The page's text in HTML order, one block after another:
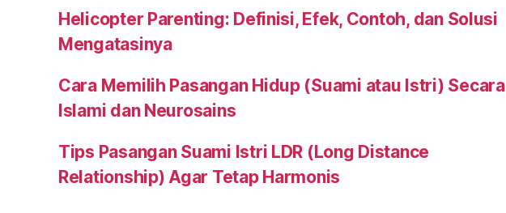
Helicopter Parenting: Definisi, Efek, Contoh, dan Solusi
Mengatasinya
Cara Memilih Pasangan Hidup (Suami atau Istri) Secara
Islami dan Neurosains
Tips Pasangan Suami Istri LDR (Long Distance
Relationship) Agar Tetap Harmonis